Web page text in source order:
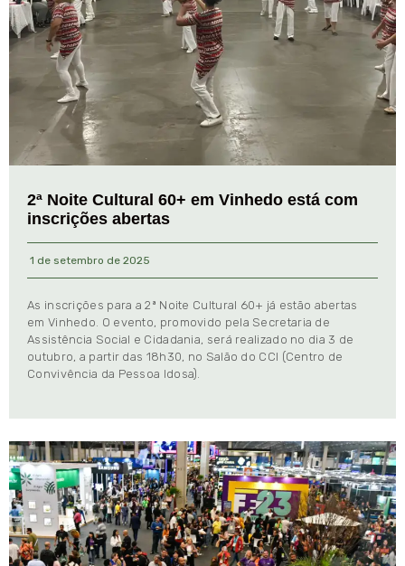
2ª Noite Cultural 60+ em Vinhedo está com
inscrições abertas
1 de setembro de 2025
As inscrições para a 2ª Noite Cultural 60+ já estão abertas
em Vinhedo. O evento, promovido pela Secretaria de
Assistência Social e Cidadania, será realizado no dia 3 de
outubro, a partir das 18h30, no Salão do CCI (Centro de
Convivência da Pessoa Idosa).